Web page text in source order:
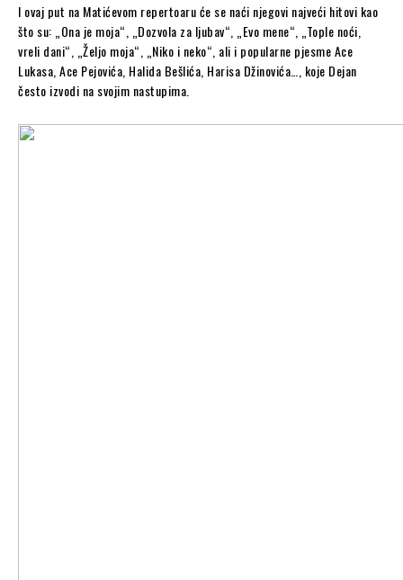
I ovaj put na Matićevom repertoaru će se naći njegovi najveći hitovi kao
što su: „Ona je moja“, „Dozvola za ljubav“, „Evo mene“, „Tople noći,
vreli dani“, „Željo moja“, „Niko i neko“, ali i popularne pjesme Ace
Lukasa, Ace Pejovića, Halida Bešlića, Harisa Džinovića…, koje Dejan
često izvodi na svojim nastupima.